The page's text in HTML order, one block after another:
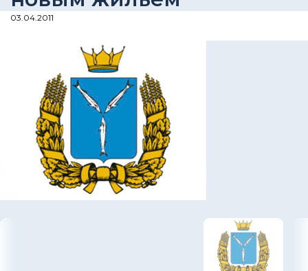
03.04.2011